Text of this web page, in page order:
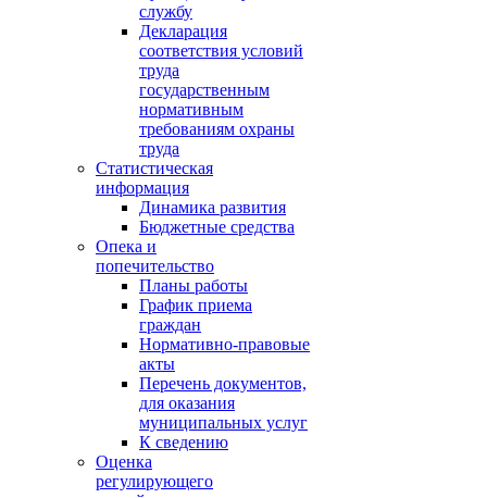
службу
Декларация
соответствия условий
труда
государственным
нормативным
требованиям охраны
труда
Статистическая
информация
Динамика развития
Бюджетные средства
Опека и
попечительство
Планы работы
График приема
граждан
Нормативно-правовые
акты
Перечень документов,
для оказания
муниципальных услуг
К сведению
Оценка
регулирующего